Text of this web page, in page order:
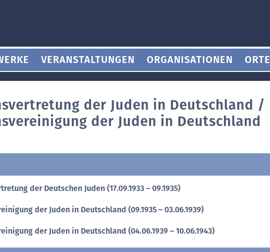
VERANSTALTUNGEN ORGANISATIONEN ORTE
der Juden in Deutschland /
der Juden in Deutschland
der Deutschen Juden (17.09.1933 – 09.1935)
der Juden in Deutschland (09.1935 – 03.06.1939)
der Juden in Deutschland (04.06.1939 – 10.06.1943)